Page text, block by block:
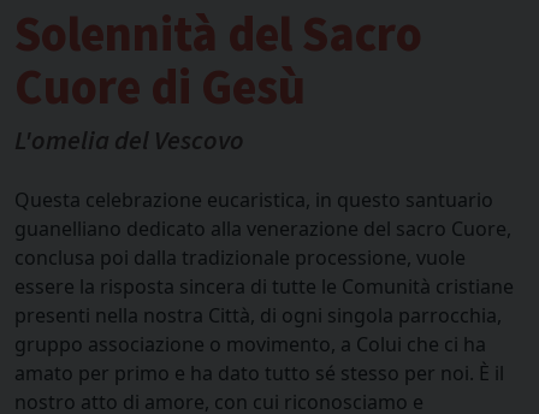
Solennità del Sacro
Cuore di Gesù
L'omelia del Vescovo
Questa celebrazione eucaristica, in questo santuario
guanelliano dedicato alla venerazione del sacro Cuore,
conclusa poi dalla tradizionale processione, vuole
essere la risposta sincera di tutte le Comunità cristiane
presenti nella nostra Città, di ogni singola parrocchia,
gruppo associazione o movimento, a Colui che ci ha
amato per primo e ha dato tutto sé stesso per noi. È il
nostro atto di amore, con cui riconosciamo e